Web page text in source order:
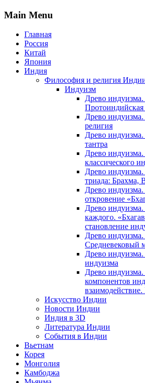
Main Menu
Главная
Россия
Китай
Япония
Индия
Философия и религия
Индуизм
Древо
Протоиндийская
Древо
религия
Древо
тантра
Древо
классического
Древо индуизма.
триада:
Древо
откровение
Древо
каждого.
становление
Древо
Средневековый
Древо
индуизма
Древо
компонентов
Искусство Индии
Новости Индии
Индия в 3D
Литература Индии
События в Индии
Вьетнам
Корея
Монголия
Камбоджа